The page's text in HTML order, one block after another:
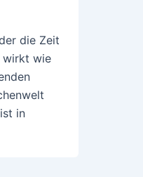
die Zeit
wirkt wie
in